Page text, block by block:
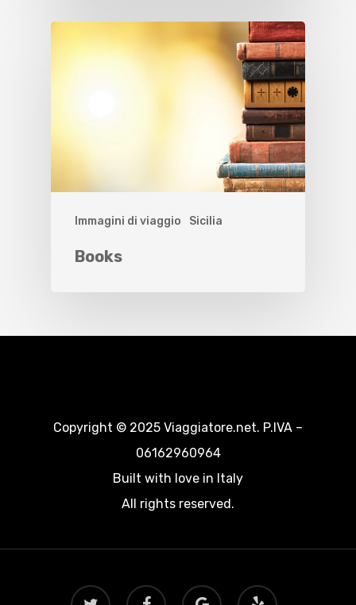
Immagini di viaggio Sicilia
Books
Copyright © 2025 Viaggiatore.net. P.IVA –
06162960964
Built with love in Italy
All rights reserved.
twitter facebook
google-
yelp